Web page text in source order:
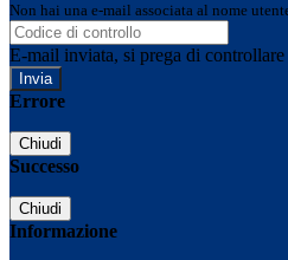
Non hai una e-mail associata al nome
E-mail inviata, si prega di
Errore
Chiudi
Successo
Chiudi
Informazione